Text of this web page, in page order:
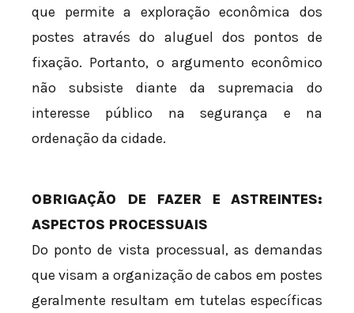
que permite a exploração econômica dos
postes através do aluguel dos pontos de
fixação. Portanto, o argumento econômico
não subsiste diante da supremacia do
interesse público na segurança e na
ordenação da cidade.
OBRIGAÇÃO DE FAZER E ASTREINTES:
ASPECTOS PROCESSUAIS
Do ponto de vista processual, as demandas
que visam a organização de cabos em postes
geralmente resultam em tutelas específicas